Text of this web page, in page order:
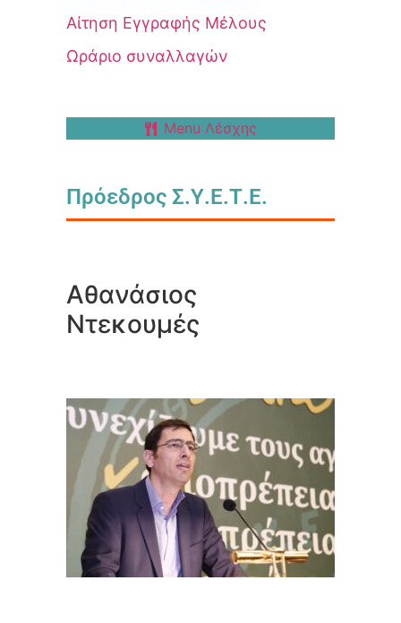
Αίτηση Εγγραφής Μέλους
Ωράριο συναλλαγών
Menu Λέσχης
Πρόεδρος Σ.Υ.Ε.Τ.Ε.
Αθανάσιος
Ντεκουμές